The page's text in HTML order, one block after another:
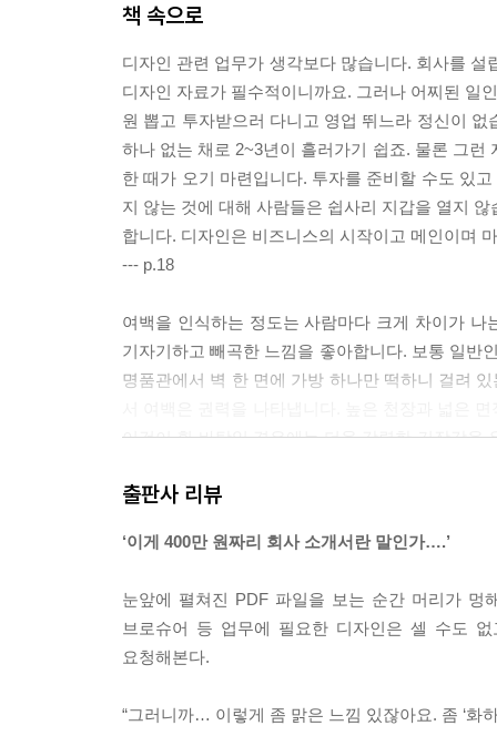
책 속으로
디자인 관련 업무가 생각보다 많습니다. 회사를
디자인 자료가 필수적이니까요. 그러나 어찌된 일
원 뽑고 투자받으러 다니고 영업 뛰느라 정신이
하나 없는 채로 2~3년이 흘러가기 쉽죠. 물론 그
한 때가 오기 마련입니다. 투자를 준비할 수도 있
지 않는 것에 대해 사람들은 쉽사리 지갑을 열지
합니다. 디자인은 비즈니스의 시작이고 메인이며
--- p.18
여백을 인식하는 정도는 사람마다 크게 차이가
기자기하고 빼곡한 느낌을 좋아합니다. 보통 일반
명품관에서 벽 한 면에 가방 하나만 떡하니 걸려
이것이 흰 바탕일 경우에는 더욱 강렬한 긴장감을
문제가 될 수 있습니다.
디자이너는 우리의 제품과 서비스의 장점을 잘 살
지에 혹하지 않도록 합니다. 우리가 어떤 일을 하
합시다. 또한 업종에 대한 이해, 업무 카테고리에
다’라는 고집만 있다면 좋지 않겠죠. 동료와의 업
출판사 리뷰
‘이게 400만 원짜리 회사 소개서란 말인가….’
눈앞에 펼쳐진 PDF 파일을 보는 순간 머리가 멍
브로슈어 등 업무에 필요한 디자인은 셀 수도
요청해본다.
“그러니까… 이렇게 좀 맑은 느낌 있잖아요. 좀 ‘화